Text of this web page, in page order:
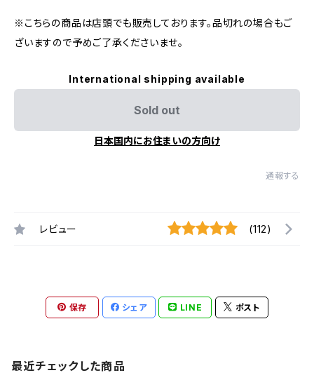
※こちらの商品は店頭でも販売しております。品切れの場合もご
ざいますので予めご了承くださいませ。
International shipping available
Sold out
日本国内にお住まいの方向け
通報する
レビュー (112)
保存 シェア LINE ポスト
最近チェックした商品